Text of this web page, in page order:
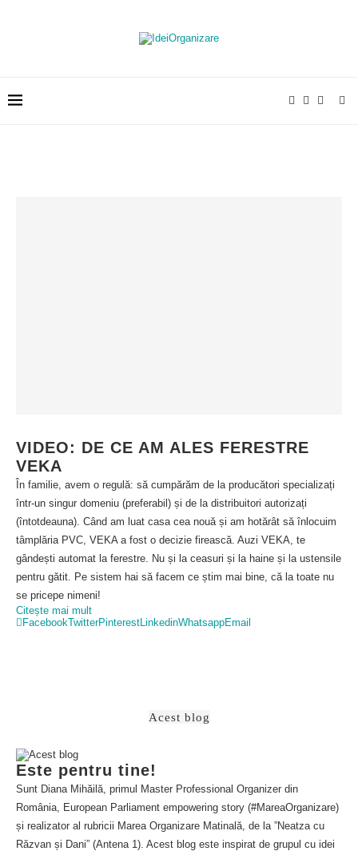
VIDEO: DE CE AM ALES FERESTRE
VEKA
În familie, avem o regulă: să cumpărăm de la producători specializați
într-un singur domeniu (preferabil) și de la distribuitori autorizați
(întotdeauna). Când am luat casa cea nouă și am hotărât să înlocuim
tâmplăria PVC, VEKA a fost o decizie firească. Auzi VEKA, te
gândești automat la ferestre. Nu și la ceasuri și la haine și la ustensile
pentru gătit. Pe sistem hai să facem ce știm mai bine, că la toate nu
se pricepe nimeni!
Citește mai mult
FacebookTwitterPinterestLinkedinWhatsappEmail
Acest blog
Este pentru tine!
Sunt Diana Mihăilă, primul Master Professional Organizer din
România, European Parliament empowering story (#MareaOrganizare)
și realizator al rubricii Marea Organizare Matinală, de la ”Neatza cu
Răzvan și Dani” (Antena 1). Acest blog este inspirat de grupul cu idei